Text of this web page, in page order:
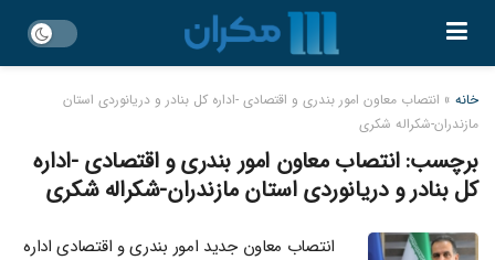
خانه » انتصاب معاون امور بندری و اقتصادی -اداره کل بنادر و دریانوردی استان
مازندران-شکراله شکری
برچسب:انتصاب معاون امور بندری و اقتصادی -اداره
کل بنادر و دریانوردی استان مازندران-شکراله شکری
انتصاب معاون جدید امور بندری و اقتصادی اداره